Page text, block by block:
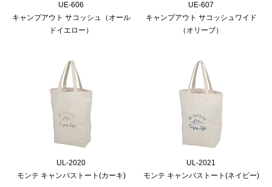
UE-606
キャンプアウト サコッシュ（オール
ドイエロー）
UE-607
キャンプアウト サコッシュワイド
（オリーブ）
UL-2020
モンテ キャンパストート(カーキ)
UL-2021
モンテ キャンパストート(ネイビー)